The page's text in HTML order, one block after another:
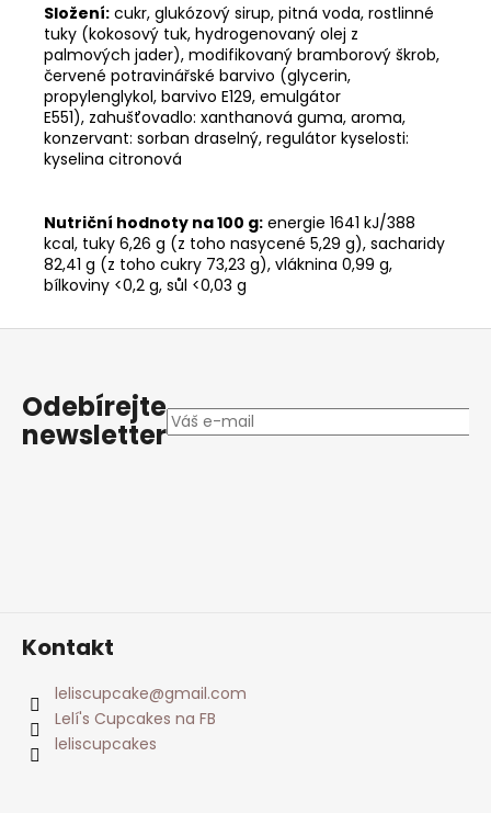
Složení: cukr, glukózový sirup, pitná voda, rostlinné
tuky (kokosový tuk, hydrogenovaný olej z
palmových jader), modifikovaný bramborový škrob,
červené potravinářské barvivo (glycerin,
propylenglykol, barvivo E129, emulgátor
E551), zahušťovadlo: xanthanová guma, aroma,
konzervant: sorban draselný, regulátor kyselosti:
kyselina citronová
Nutriční hodnoty na 100 g: energie 1641 kJ/388
kcal, tuky 6,26 g (z toho nasycené 5,29 g), sacharidy
82,41 g (z toho cukry 73,23 g), vláknina 0,99 g,
bílkoviny <0,2 g, sůl <0,03 g
Z
Odebírejte
newsletter
Kontakt
leliscupcake@gmail.com
Lelí's Cupcakes na FB
leliscupcakes